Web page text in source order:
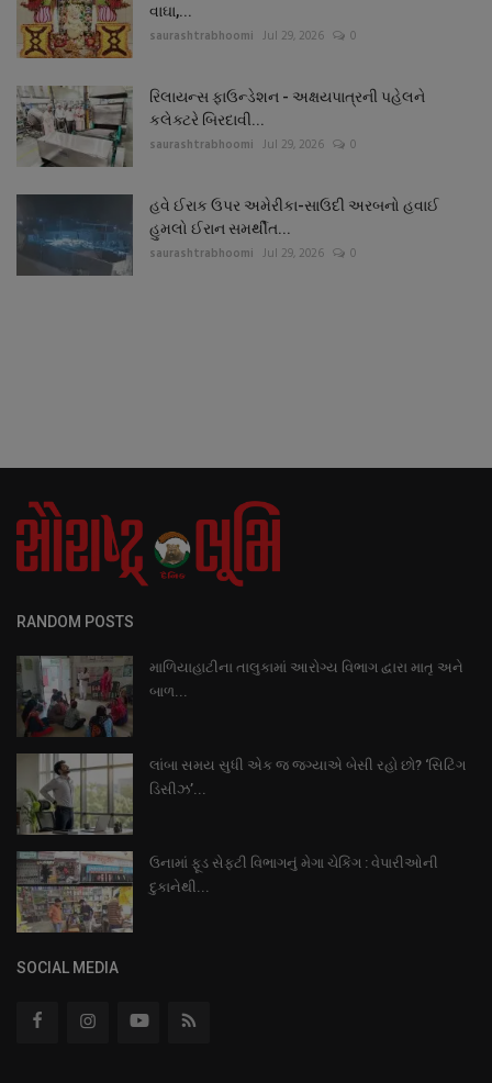
વાઘા,...
saurashtrabhoomi Jul 29, 2026 0
રિલાયન્સ ફાઉન્ડેશન - અક્ષયપાત્રની પહેલને
કલેક્ટરે બિરદાવી...
saurashtrabhoomi Jul 29, 2026 0
હવે ઈરાક ઉપર અમેરીકા-સાઉદી અરબનો હવાઈ
હુમલો ઈરાન સમર્થીત...
saurashtrabhoomi Jul 29, 2026 0
RANDOM POSTS
માળિયાહાટીના તાલુકામાં આરોગ્ય વિભાગ દ્વારા માતૃ અને
બાળ...
લાંબા સમય સુધી એક જ જગ્યાએ બેસી રહો છો? ‘સિટિંગ
ડિસીઝ’...
ઉનામાં ફૂડ સેફ્ટી વિભાગનું મેગા ચેકિંગ : વેપારીઓની
દુકાનેથી...
SOCIAL MEDIA